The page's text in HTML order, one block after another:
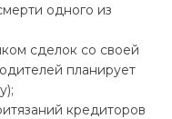
одного из
сделок со своей
планирует
кредиторов